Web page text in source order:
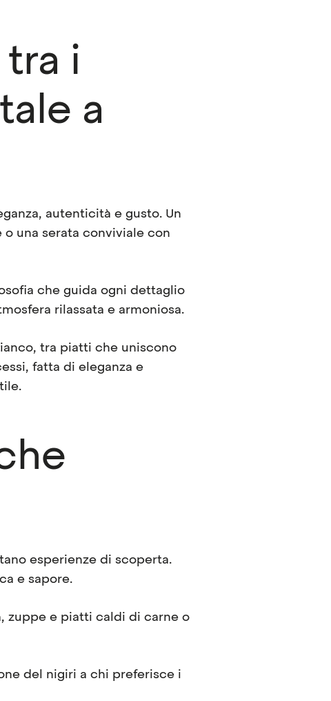
i
a
autenticità e gusto. Un
una serata conviviale con
che guida ogni dettaglio
rilassata e armoniosa.
tra piatti che uniscono
fatta di eleganza e
esperienze di scoperta.
e sapore.
zuppe e piatti caldi di carne o
del nigiri a chi preferisce i